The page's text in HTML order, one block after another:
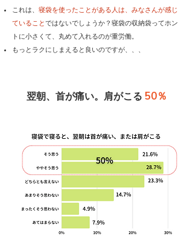
これは、 寝袋を使ったことがある人は、みなさんが感じ
ていることではないでしょうか？寝袋の収納袋ってホン
トに小さくて、丸めて入れるのが重労働。
もっとラクにしまえると良いのですが、、、
翌朝、首が痛い。肩がこる 50％